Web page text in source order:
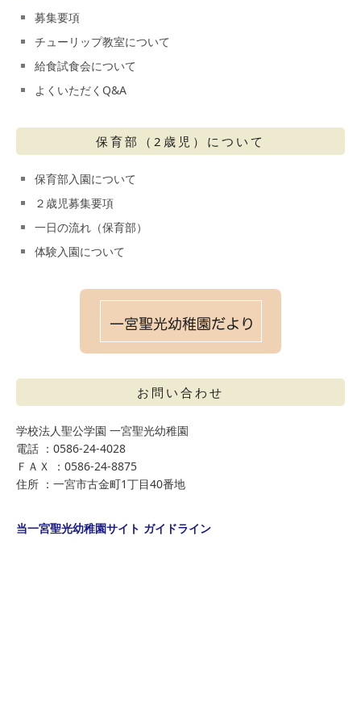
募集要項
チューリップ教室について
給食試食会について
よくいただくQ&A
保育部（2歳児）について
保育部入園について
２歳児募集要項
一日の流れ（保育部）
体験入園について
お問い合わせ
学校法人聖公学園 一宮聖光幼稚園
電話 ：0586-24-4028
ＦＡＸ ：0586-24-8875
住所 ：一宮市古金町1丁目40番地
当一宮聖光幼稚園サイト ガイドライン